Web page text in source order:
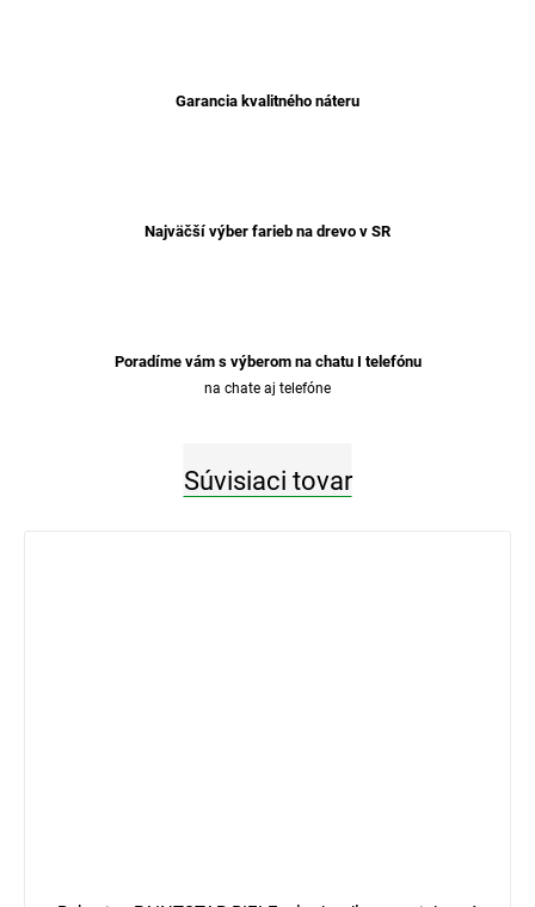
Garancia kvalitného náteru
Najväčší výber farieb na drevo v SR
Poradíme vám s výberom na chatu I telefónu
na chate aj telefóne
Súvisiaci tovar